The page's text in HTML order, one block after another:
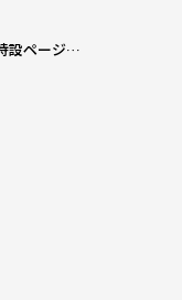
【終了しました】夏イベントの全アトラクション公開！特設ページがオープン